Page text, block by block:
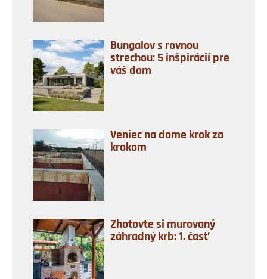
Bungalov s rovnou
strechou: 5 inšpirácií pre
váš dom
Veniec na dome krok za
krokom
Zhotovte si murovaný
záhradný krb: 1. časť